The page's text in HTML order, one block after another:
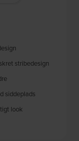
stribedesign
siddeplads
look